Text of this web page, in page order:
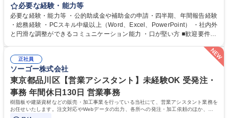
当者として業務を覚えていただき、ゆくゆくはリーダーやマネージャーポ
ジションとして活躍いただくことを期待しています。 【総務・人事グルー
プの業務内容】 ・人事制度関連 ・採用活動 ・教育研修の企画、実行 ・勤
怠管理 ・官公庁への各種提出 ・法定の会議運営（評議員会、理事会） ・
連 ・衛生管理 ・防災関連・公的助成金の管理・オフィス、ファシリティ
管理 ・福利厚生関連 ・職員からの問合せ、相談対応 ・その他日常の総務
業務全般 募集職種 【東京／文京区】公益財団法人の総務人事業務／年間
休日125日
必要な経験・能力等
必要な経験・能力等 ・公的助成金や補助金の申請・四半期、年間報告経験
・総務経験 ・PCスキル中級以上（Word、Excel、PowerPoint） ・社内外
と円滑な調整ができるコミュニケーション能力 ・口が堅い方 ■歓迎要件
正社員
ソーゴー株式会社
東京都品川区【営業アシスタント】未経験OK 受発注・
事務 年間休日130日 営業事務
樹脂板や建築資材などの販売・加工事業を行っている当社にて、営業アシスタント業務を
お任せいたします。注文対応やWebデータの出力、各所への発注・加工依頼のほか、電
話・メール対応等の事務業務を担当します。